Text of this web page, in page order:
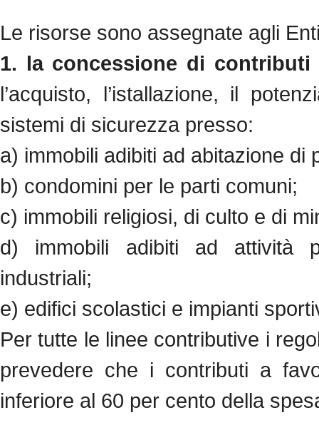
Le risorse sono assegnate agli
1. la concessione di
l’acquisto, l’istallazione, il
sistemi di sicurezza presso:
a) immobili adibiti ad abitazione di
b) condomini per le parti comuni;
c) immobili religiosi, di culto e di
d) immobili adibiti ad attività
industriali;
e) edifici scolastici e impianti
Per tutte le linee contributive i
prevedere che i contributi a
inferiore al 60 per cento della